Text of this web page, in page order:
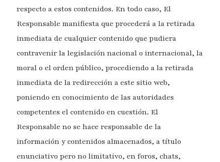
respecto a estos contenidos. En todo caso, El
Responsable manifiesta que procederá a la retirada
inmediata de cualquier contenido que pudiera
contravenir la legislación nacional o internacional, la
moral o el orden público, procediendo a la retirada
inmediata de la redirección a este sitio web,
poniendo en conocimiento de las autoridades
competentes el contenido en cuestión. El
Responsable no se hace responsable de la
información y contenidos almacenados, a título
enunciativo pero no limitativo, en foros, chats,